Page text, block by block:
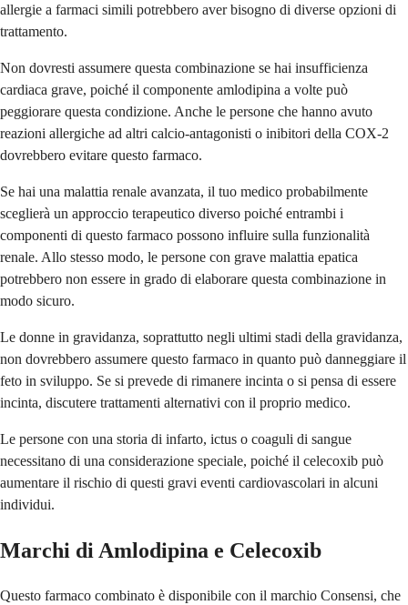
allergie a farmaci simili potrebbero aver bisogno di diverse opzioni di
trattamento.
Non dovresti assumere questa combinazione se hai insufficienza
cardiaca grave, poiché il componente amlodipina a volte può
peggiorare questa condizione. Anche le persone che hanno avuto
reazioni allergiche ad altri calcio-antagonisti o inibitori della COX-2
dovrebbero evitare questo farmaco.
Se hai una malattia renale avanzata, il tuo medico probabilmente
sceglierà un approccio terapeutico diverso poiché entrambi i
componenti di questo farmaco possono influire sulla funzionalità
renale. Allo stesso modo, le persone con grave malattia epatica
potrebbero non essere in grado di elaborare questa combinazione in
modo sicuro.
Le donne in gravidanza, soprattutto negli ultimi stadi della gravidanza,
non dovrebbero assumere questo farmaco in quanto può danneggiare il
feto in sviluppo. Se si prevede di rimanere incinta o si pensa di essere
incinta, discutere trattamenti alternativi con il proprio medico.
Le persone con una storia di infarto, ictus o coaguli di sangue
necessitano di una considerazione speciale, poiché il celecoxib può
aumentare il rischio di questi gravi eventi cardiovascolari in alcuni
individui.
Marchi di Amlodipina e Celecoxib
Questo farmaco combinato è disponibile con il marchio Consensi, che